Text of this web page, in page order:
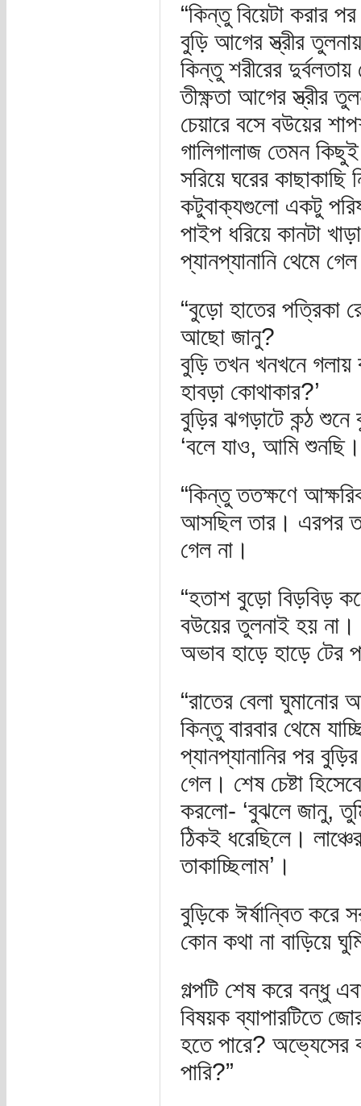
“কিন্তু বিয়েটা করার
বুড়ি আগের স্ত্রীর
কিন্তু শরীরের দুর্বলতায়
তীক্ষ্ণতা আগের স্ত্রীর
চেয়ারে বসে বউয়ের
গালিগালাজ তেমন
সরিয়ে ঘরের
কটুবাক্যগুলো একটু
পাইপ ধরিয়ে কানটা
প্যানপ্যানানি থেমে
“বুড়ো হাতের পত্রিকা
আছো জানু?
বুড়ি তখন খনখনে গলায়
হাবড়া কোথাকার?’
বুড়ির ঝগড়াটে কন্ঠ
‘বলে যাও, আমি
“কিন্তু ততক্ষণে
আসছিল তার। এরপর
গেল না।
“হতাশ বুড়ো বিড়বিড়
বউয়ের তুলনাই হয় না।
অভাব হাড়ে হাড়ে টের
“রাতের বেলা ঘুমানোর
কিন্তু বারবার থেমে
প্যানপ্যানানির পর
গেল। শেষ চেষ্টা
করলো- ‘বুঝলে জানু,
ঠিকই ধরেছিলে।
তাকাচ্ছিলাম’।
বুড়িকে ঈর্ষান্বিত করে
কোন কথা না বাড়িয়ে
গল্পটি শেষ করে বন্ধু
বিষয়ক ব্যাপারটিতে
হতে পারে?
পারি?”